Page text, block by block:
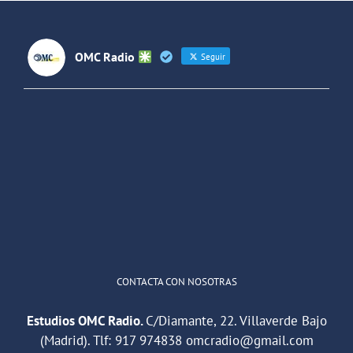
OMC Radio Seguir
CONTACTA CON NOSOTRAS
Estudios OMC Radio.C/Diamante, 22. Villaverde Bajo
(Madrid). Tlf: 917 974838 omcradio@gmail.com